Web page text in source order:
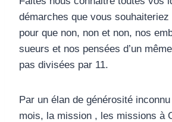
démarches que vous
pour que non, non et non, nos
sueurs et nos pensées d’un
pas divisées par 11.
Par un élan de générosité
mois, la mission , les missions à